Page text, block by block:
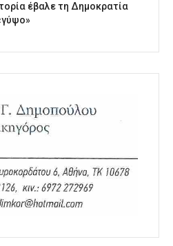
έβαλε τη Δημοκρατία